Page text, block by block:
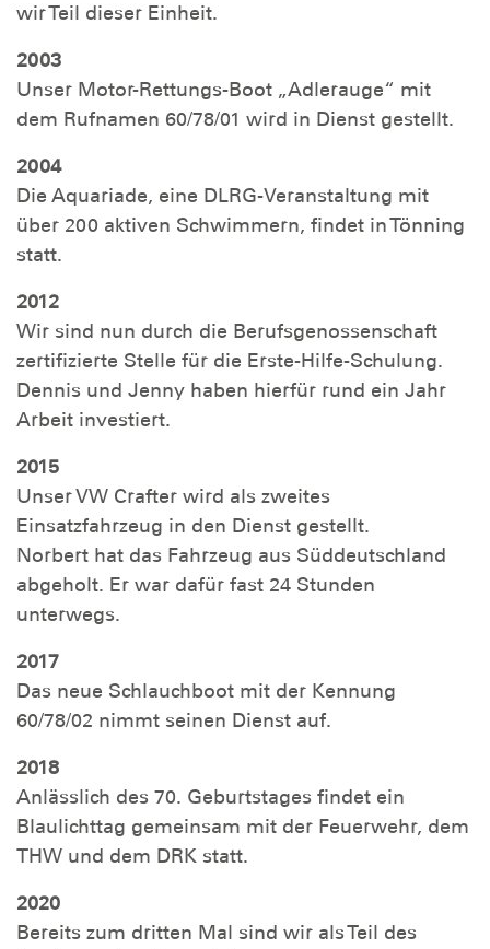
wir Teil dieser Einheit.
2003
Unser Motor-Rettungs-Boot „Adlerauge“ mit
dem Rufnamen 60/78/01 wird in Dienst gestellt.
2004
Die Aquariade, eine DLRG-Veranstaltung mit
über 200 aktiven Schwimmern, findet in Tönning
statt.
2012
Wir sind nun durch die Berufsgenossenschaft
zertifizierte Stelle für die Erste-Hilfe-Schulung.
Dennis und Jenny haben hierfür rund ein Jahr
Arbeit investiert.
2015
Unser VW Crafter wird als zweites
Einsatzfahrzeug in den Dienst gestellt.
Norbert hat das Fahrzeug aus Süddeutschland
abgeholt. Er war dafür fast 24 Stunden
unterwegs.
2017
Das neue Schlauchboot mit der Kennung
60/78/02 nimmt seinen Dienst auf.
2018
Anlässlich des 70. Geburtstages findet ein
Blaulichttag gemeinsam mit der Feuerwehr, dem
THW und dem DRK statt.
2020
Bereits zum dritten Mal sind wir als Teil des